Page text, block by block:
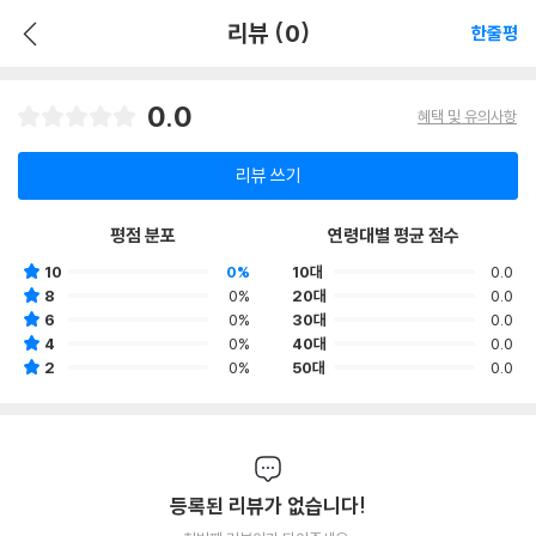
리뷰 (0) 한줄평
0.0 혜택 및 유의사항
리뷰 쓰기
평점 분포
10
0%
8
0%
6
0%
4
0%
2
0%
연령대별 평균 점수
10대
0.0
20대
0.0
30대
0.0
40대
0.0
50대
0.0
등록된 리뷰가 없습니다!